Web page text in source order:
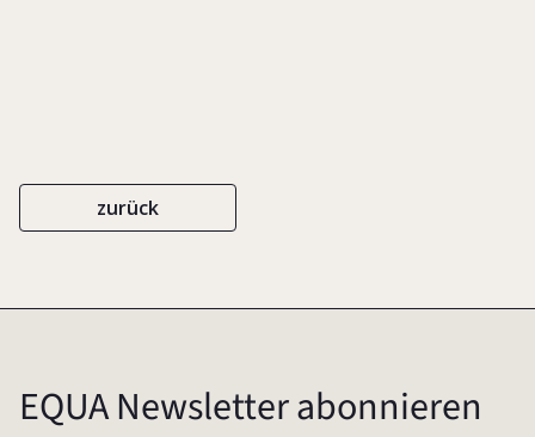
zurück
EQUA Newsletter abonnieren